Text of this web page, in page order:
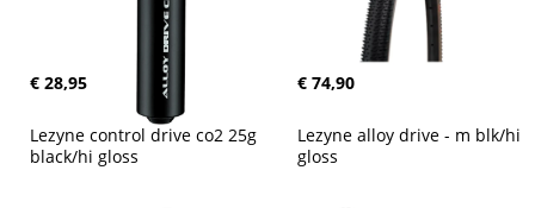
€ 28,95 € 74,90
Lezyne control drive co2 25g
black/hi gloss
Lezyne alloy drive - m blk/hi
gloss